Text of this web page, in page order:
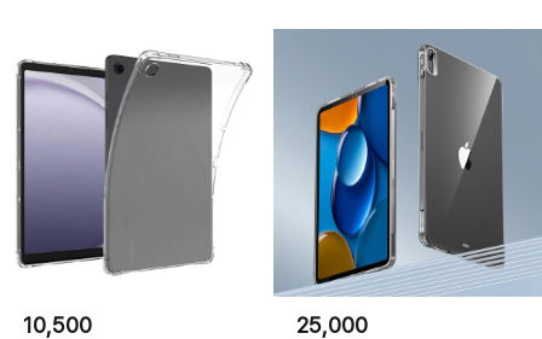
10,500 25,000